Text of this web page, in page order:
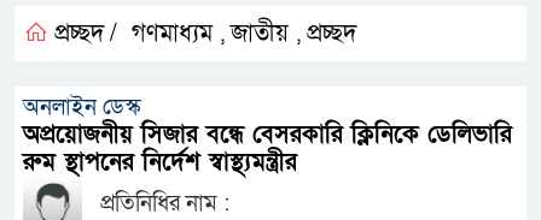
বরিশালে ১৫ দিনব্যাপী বৃক্ষমেলার
প্রধানমন্ত্রী
জ্বালানি সংকট মোকাবিলায় সরকার
প্রচ্ছদ / গণমাধ্যম ,জাতীয় , প্রচ্ছদ
অনলাইন ডেস্ক
অপ্রয়োজনীয় সিজার বন্ধে বেসরকারি ক্লিনিকে ডেলিভারি
রুম স্থাপনের নির্দেশ স্বাস্থ্যমন্ত্রীর
প্রতিনিধির নাম :